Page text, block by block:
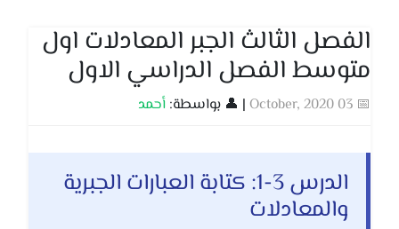
الفصل الثالث الجبر المعادلات اول
متوسط الفصل الدراسي الاول
📅 03 October, 2020 | 👤 بواسطة: أحمد
الدرس 3-1: كتابة العبارات الجبرية
والمعادلات